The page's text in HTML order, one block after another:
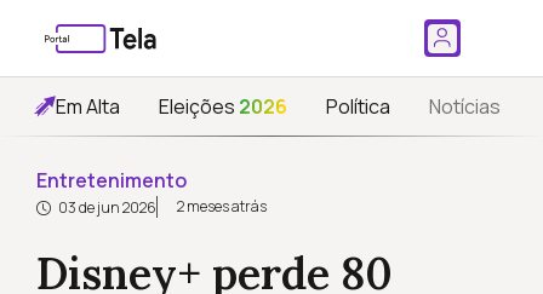
Em Alta Eleições 2026 Política Notícias
Entretenimento
03 de jun 2026 2 meses atrás
Disney+ perde 80